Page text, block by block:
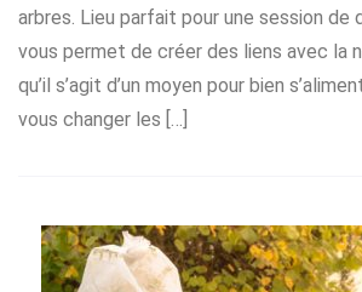
arbres. Lieu parfait pour une session de
vous permet de créer des liens avec la
qu’il s’agit d’un moyen pour bien
vous changer les […]